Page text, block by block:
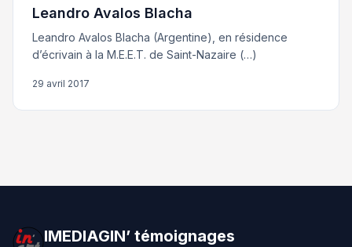
Leandro Avalos Blacha
Leandro Avalos Blacha (Argentine), en résidence
d’écrivain à la M.E.E.T. de Saint-Nazaire (…)
29 avril 2017
IMEDIAGIN’ témoignages